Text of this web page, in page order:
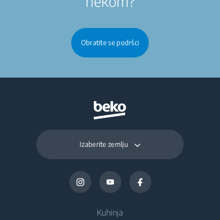
Obratite se podršci
Izaberite zemlju
Kuhinja